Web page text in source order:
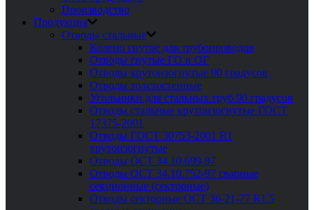
Производство
Продукция
Отводы стальные
Колено гнутое для трубопроводов
Отводы гнутые ГО и ОГ
Отводы крутоизогнутые 90 градусов
Отводы толстостенные
Угольники для стальных труб 90 градусов
Отводы стальные крутоизогнутые ГОСТ
17375-2001
Отводы ГОСТ 30753-2001 R1
крутоизогнутые
Отводы ОСТ 34.10.699-97
Отводы ОСТ 34.10.752-97 сварные
секционные (секторные)
Отводы секторные ОСТ 36-21-77 R1.5